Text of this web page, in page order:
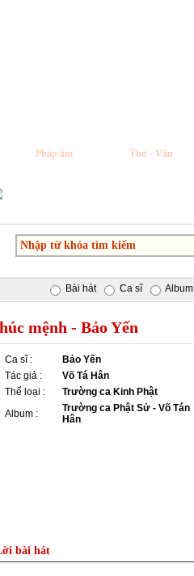
Pháp âm Thơ - Văn
Bài hát Ca sĩ Album
mệnh - Bảo Yến
Ca sĩ :
Bảo Yến
Tác giả :
Võ Tá Hân
Thể loại :
Trường ca Kinh Phật
Album :
Trường ca Phật Sử - Võ Tán
Hân
bài hát